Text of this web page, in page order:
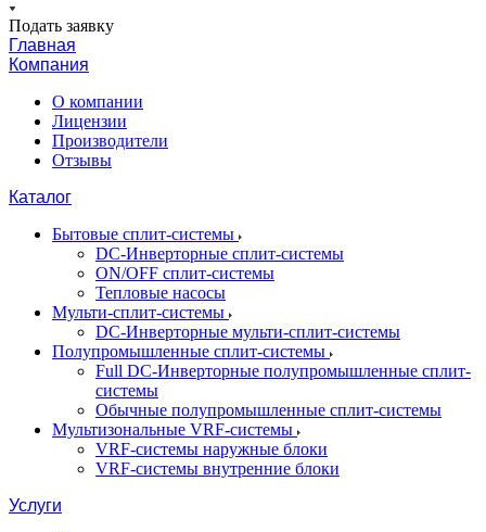
Подать заявку
Главная
Компания
О компании
Лицензии
Производители
Отзывы
Каталог
Бытовые сплит-системы
DC-Инверторные сплит-системы
ON/OFF сплит-системы
Тепловые насосы
Мульти-сплит-системы
DC-Инверторные мульти-сплит-системы
Полупромышленные сплит-системы
Full DC-Инверторные полупромышленные сплит-
системы
Обычные полупромышленные сплит-системы
Мультизональные VRF-системы
VRF-системы наружные блоки
VRF-системы внутренние блоки
Услуги